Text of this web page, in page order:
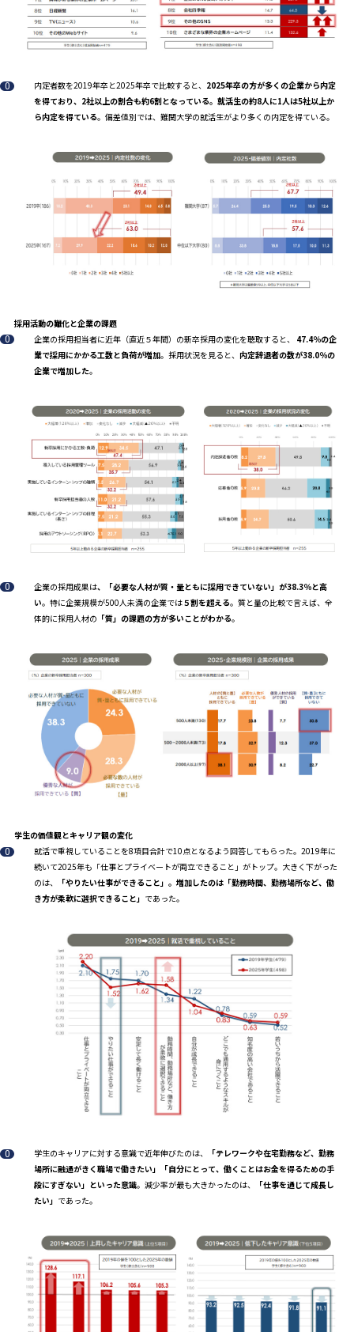
内定者数を2019年卒と2025年卒で比較すると、 2025年卒の方が多くの企業から内定
を得ており、2社以上の割合も約6割となっている。就活生の約8人に1人は5社以上か
ら内定を得ている。偏差値別では、難関大学の就活生がより多くの内定を得ている。
採用活動の難化と企業の課題
企業の採用担当者に近年（直近５年間）の新卒採用の変化を聴取すると、
47.4％の企
業で採用にかかる工数と負荷が増加。採用状況を見ると、 内定辞退者の数が38.0％の
企業で増加した。
企業の採用成果は、「必要な人材が質・量ともに採用できていない」が38.3％と高
い。特に企業規模が500人未満の企業では５割を超える。質と量の比較で言えば、全
体的に採用人材の 「質」の課題の方が多いことがわかる。
学生の価値観とキャリア観の変化
就活で重視していることを8項目合計で10点となるよう回答してもらった。2019年に
続いて2025年も「仕事とプライベートが両立できること」がトップ。大きく下がった
のは、
「やりたい仕事ができること」。増加したのは「勤務時間、勤務場所など、働
き方が柔軟に選択できること」 であった。
学生のキャリアに対する意識で近年伸びたのは、
「テレワークや在宅勤務など、勤務
場所に融通がきく職場で働きたい」「自分にとって、働くことはお金を得るための手
段にすぎない」といった意識。減少率が最も大きかったのは、
「仕事を通じて成長し
たい」 であった。